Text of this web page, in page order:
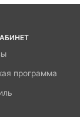
программа